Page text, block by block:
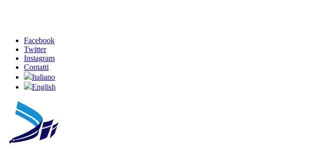
Facebook
Twitter
Instagram
Contatti
Italiano
English